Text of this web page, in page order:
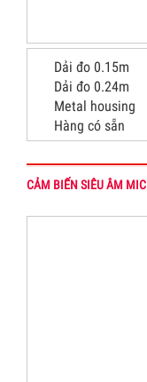
Dải đo 0.15m
Dải đo 0.24m
Metal housing
Hàng có sẵn
CẢM BIẾN SIÊU ÂM MIC